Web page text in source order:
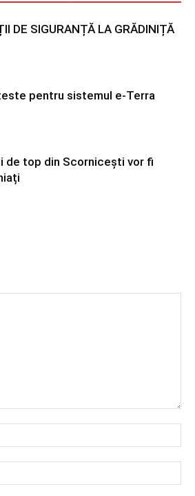
DE SIGURANȚĂ LA GRĂDINIȚĂ
pentru sistemul e-Terra
de top din Scornicești vor fi